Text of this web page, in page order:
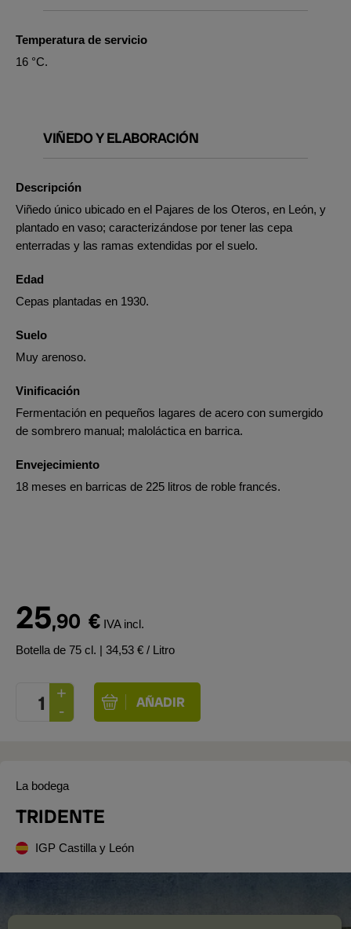
Temperatura de servicio
16 °C.
VIÑEDO Y ELABORACIÓN
Descripción
Viñedo único ubicado en el Pajares de los Oteros, en León, y
plantado en vaso; caracterizándose por tener las cepa
enterradas y las ramas extendidas por el suelo.
Edad
Cepas plantadas en 1930.
Suelo
Muy arenoso.
Vinificación
Fermentación en pequeños lagares de acero con sumergido
de sombrero manual; maloláctica en barrica.
Envejecimiento
18 meses en barricas de 225 litros de roble francés.
25,90 € IVA incl.
Botella de 75 cl. | 34,53 € / Litro
La bodega
TRIDENTE
IGP Castilla y León